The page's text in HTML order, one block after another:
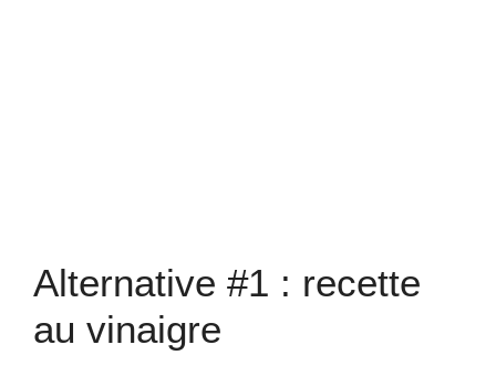
Alternative #1 : recette
au vinaigre